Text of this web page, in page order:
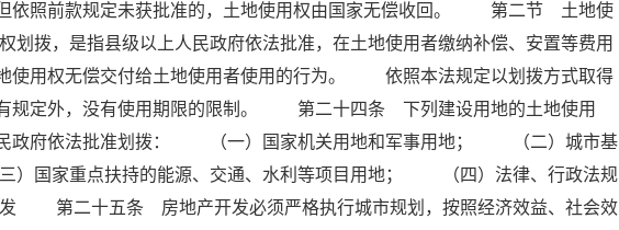
但依照前款规定未获批准的，土地使用权由国家无偿收回。 第二节 土地使
，是指县级以上人民政府依法批准，在土地使用者缴纳补偿、安置等费用
使用权无偿交付给土地使用者使用的行为。 依照本法规定以划拨方式取得
有规定外，没有使用期限的限制。 第二十四条 下列建设用地的土地使用
民政府依法批准划拨： （一）国家机关用地和军事用地； （二）城市基
国家重点扶持的能源、交通、水利等项目用地； （四）法律、行政法规
第二十五条 房地产开发必须严格执行城市规划，按照经济效益、社会效